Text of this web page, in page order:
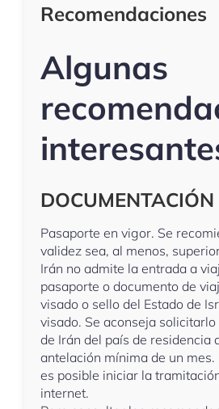
Recomendaciones
Algunas
DOCUMENTACIÓN
Pasaporte en vigor. Se
validez sea, al menos,
Irán no admite la entrada a
pasaporte o documento de
visado o sello del Estado de
visado. Se aconseja
de Irán del país de residencia
antelación mínima de un mes.
es posible iniciar la
internet.